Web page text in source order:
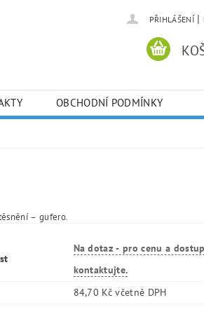
PŘIHLÁŠENÍ |
OBCHODNÍ PODMÍNKY
– gufero.
Na dotaz - pro cenu a
kontaktujte.
84,70 Kč včetně DPH